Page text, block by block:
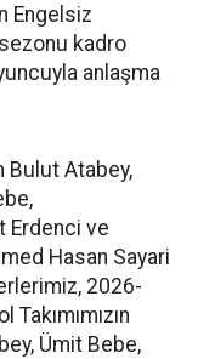
Engelsiz
kadro
anlaşma
Bulut Atabey,
Erdenci ve
Hasan Sayari
2026-
Ümit Bebe,